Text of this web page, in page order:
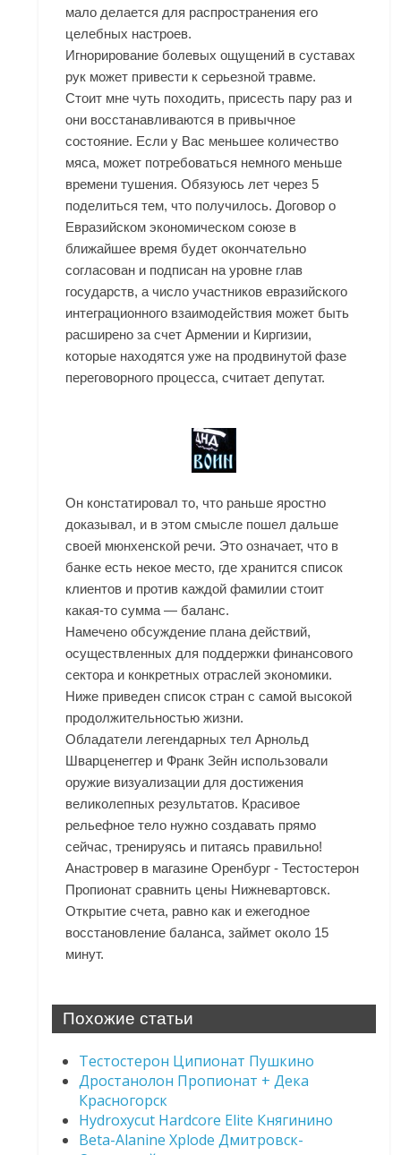
мало делается для распространения его
целебных настроев.
Игнорирование болевых ощущений в суставах
рук может привести к серьезной травме.
Стоит мне чуть походить, присесть пару раз и
они восстанавливаются в привычное
состояние. Если у Вас меньшее количество
мяса, может потребоваться немного меньше
времени тушения. Обязуюсь лет через 5
поделиться тем, что получилось. Договор о
Евразийском экономическом союзе в
ближайшее время будет окончательно
согласован и подписан на уровне глав
государств, а число участников евразийского
интеграционного взаимодействия может быть
расширено за счет Армении и Киргизии,
которые находятся уже на продвинутой фазе
переговорного процесса, считает депутат.
Он констатировал то, что раньше яростно
доказывал, и в этом смысле пошел дальше
своей мюнхенской речи. Это означает, что в
банке есть некое место, где хранится список
клиентов и против каждой фамилии стоит
какая-то сумма — баланс.
Намечено обсуждение плана действий,
осуществленных для поддержки финансового
сектора и конкретных отраслей экономики.
Ниже приведен список стран с самой высокой
продолжительностью жизни.
Обладатели легендарных тел Арнольд
Шварценеггер и Франк Зейн использовали
оружие визуализации для достижения
великолепных результатов. Красивое
рельефное тело нужно создавать прямо
сейчас, тренируясь и питаясь правильно!
Анастровер в магазине Оренбург - Тестостерон
Пропионат сравнить цены Нижневартовск.
Открытие счета, равно как и ежегодное
восстановление баланса, займет около 15
минут.
Похожие статьи
Тестостерон Ципионат Пушкино
Дростанолон Пропионат + Дека
Красногорск
Hydroxycut Hardcore Elite Княгинино
Beta-Alanine Xplode Дмитровск-